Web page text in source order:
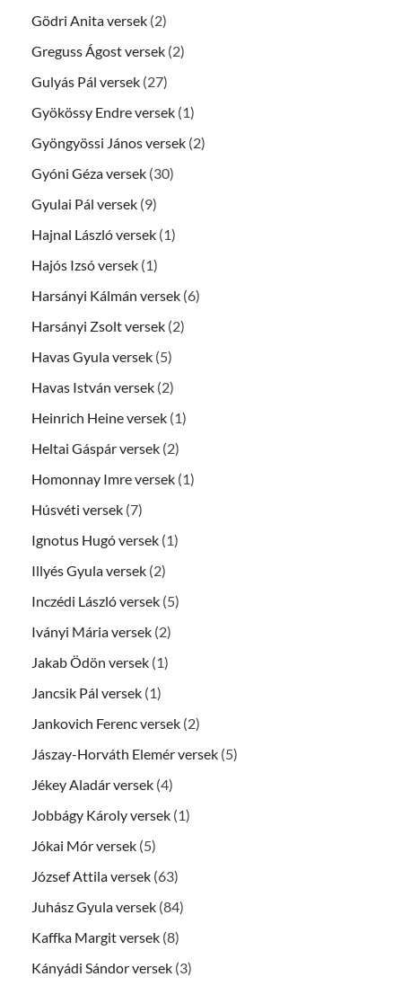
Gödri Anita versek (2)
Greguss Ágost versek (2)
Gulyás Pál versek (27)
Gyökössy Endre versek (1)
Gyöngyössi János versek (2)
Gyóni Géza versek (30)
Gyulai Pál versek (9)
Hajnal László versek (1)
Hajós Izsó versek (1)
Harsányi Kálmán versek (6)
Harsányi Zsolt versek (2)
Havas Gyula versek (5)
Havas István versek (2)
Heinrich Heine versek (1)
Heltai Gáspár versek (2)
Homonnay Imre versek (1)
Húsvéti versek (7)
Ignotus Hugó versek (1)
Illyés Gyula versek (2)
Inczédi László versek (5)
Iványi Mária versek (2)
Jakab Ödön versek (1)
Jancsik Pál versek (1)
Jankovich Ferenc versek (2)
Jászay-Horváth Elemér versek (5)
Jékey Aladár versek (4)
Jobbágy Károly versek (1)
Jókai Mór versek (5)
József Attila versek (63)
Juhász Gyula versek (84)
Kaffka Margit versek (8)
Kányádi Sándor versek (3)